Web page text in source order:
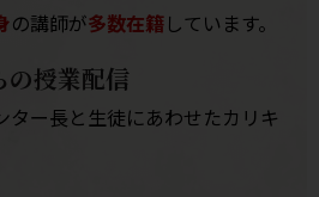
の講師が多数在籍しています。
の授業配信
ター長と生徒にあわせたカリキ